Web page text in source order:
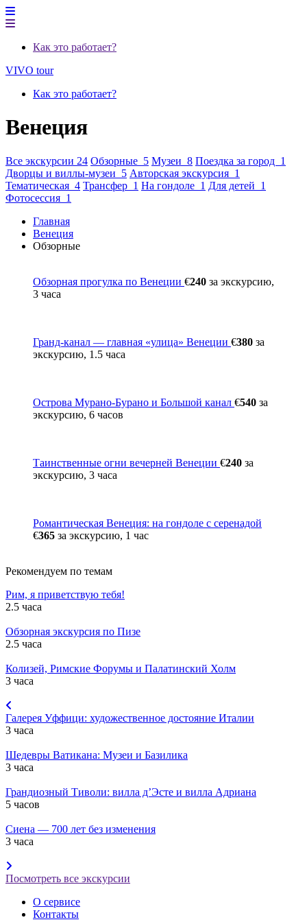
Как это работает?
VIVO tour
Как это работает?
Венеция
Все экскурсии 24 Обзорные 5 Музеи 8 Поездка за город 1
Дворцы и виллы-музеи 5 Авторская экскурсия 1
Тематическая 4 Трансфер 1 На гондоле 1 Для детей 1
Фотосессия 1
Главная
Венеция
Обзорные
Обзорная прогулка по Венеции €240 за экскурсию,
3 часа
Гранд-канал — главная «улица» Венеции €380 за
экскурсию, 1.5 часа
Острова Мурано-Бурано и Большой канал €540 за
экскурсию, 6 часов
Таинственные огни вечерней Венеции €240 за
экскурсию, 3 часа
Романтическая Венеция: на гондоле с серенадой
€365 за экскурсию, 1 час
Рекомендуем по темам
Рим, я приветствую тебя!
2.5 часа
Обзорная экскурсия по Пизе
2.5 часа
Колизей, Римские Форумы и Палатинский Холм
3 часа
Галерея Уффици: художественное достояние Италии
3 часа
Шедевры Ватикана: Музеи и Базилика
3 часа
Грандиозный Тиволи: вилла д’Эсте и вилла Адриана
5 часов
Сиена — 700 лет без изменения
3 часа
Посмотреть все экскурсии
О сервисе
Контакты